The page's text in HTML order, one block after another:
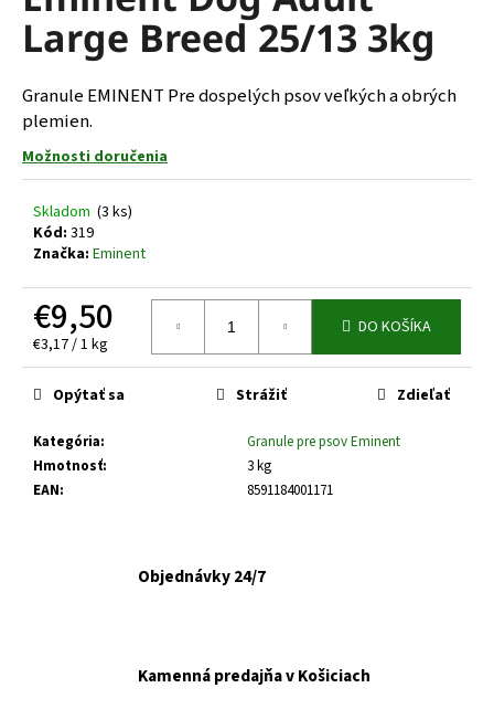
0,0
hviezdičiek.
Large Breed 25/13 3kg
Granule EMINENT Pre dospelých psov veľkých a obrých
plemien.
Možnosti doručenia
Skladom (3 ks)
Kód: 319
Značka: Eminent
€9,50
Jednotková
cena:
€3,17 / 1 kg
DO KOŠÍKA
Kategória:
Granule pre psov Eminent
Hmotnosť:
3 kg
EAN: 8591184001171
Opýtať sa Strážiť Zdieľať
Objednávky 24/7
Kamenná predajňa v Košiciach
á
j
s
ť
?
HĽADAŤ
O
d
p
ú